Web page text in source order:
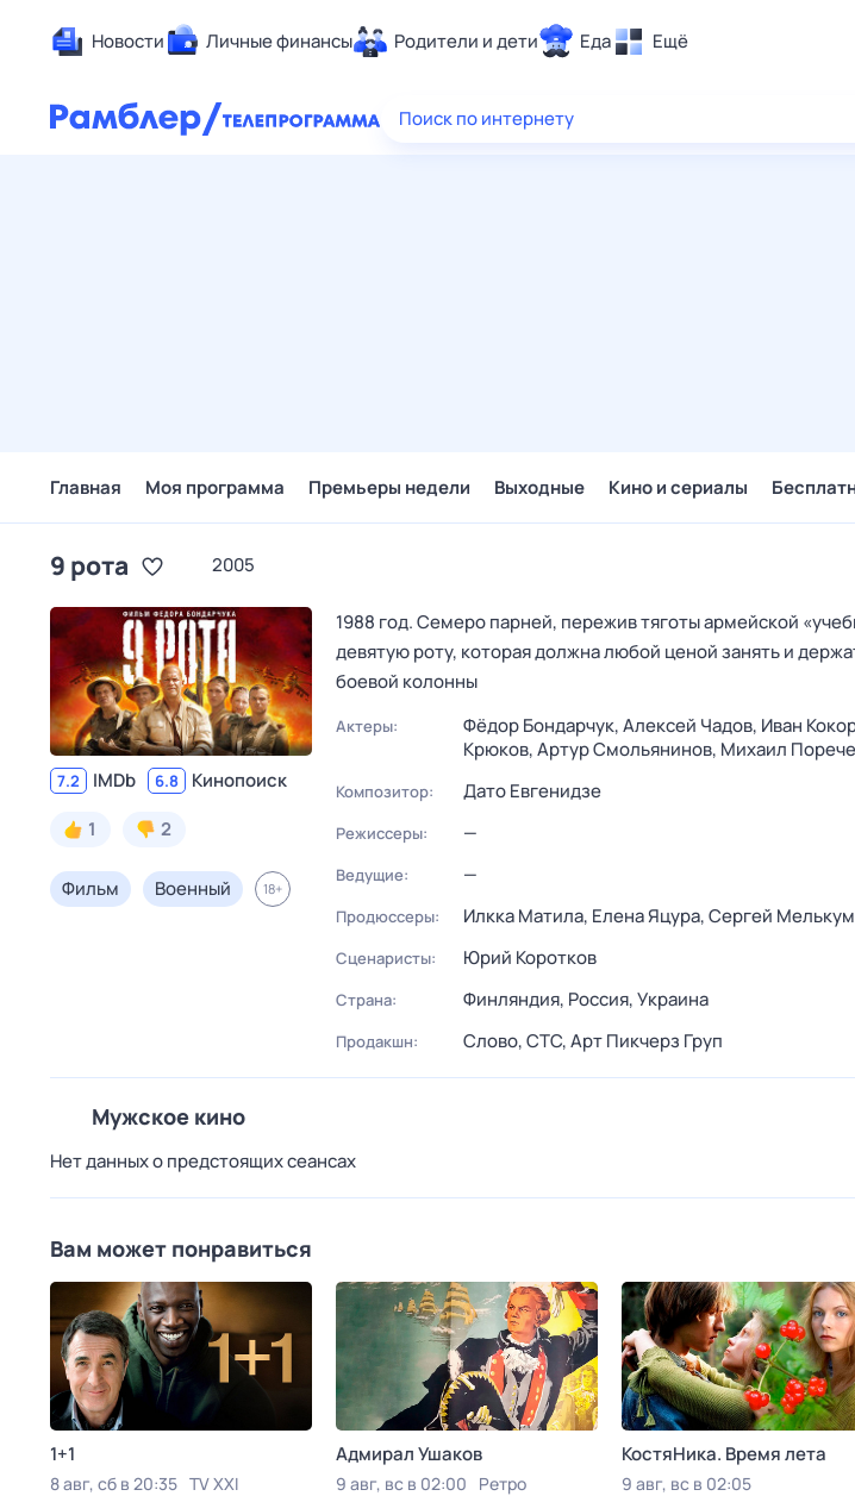
Новости Личные финансы Родители и дети Еда Ещё
Здоровье
Поиск по интернету
Главная Моя программа Премьеры недели Выходные Кино и сериалы
9 рота 2005
7.2 IMDb 6.8
Кинопоиск
1
2
Фильм Военный 18+
1988 год. Семеро парней, пережив тяготы армейской
девятую роту, которая должна любой ценой занять и
боевой колонны
Актеры: Фёдор Бондарчук,Алексей Чадов, Иван
Крюков,Артур Смольянинов, Михаил
Композитор: Дато Евгенидзе
Режиссеры: —
Ведущие: —
Продюссеры: Илкка Матила, Елена Яцура,Сергей
Сценаристы: Юрий Коротков
Страна: Финляндия, Россия,Украина
Продакшн: Слово,СТС,Арт Пикчерз Груп
Мужское кино
Нет данных о предстоящих сеансах
Вам может понравиться
1+1
8 авг, сб в 20:35 TV XXI
Адмирал Ушаков
9 авг, вс в 02:00 Ретро
КостяНика. Время лета
9 авг, вс в 02:05